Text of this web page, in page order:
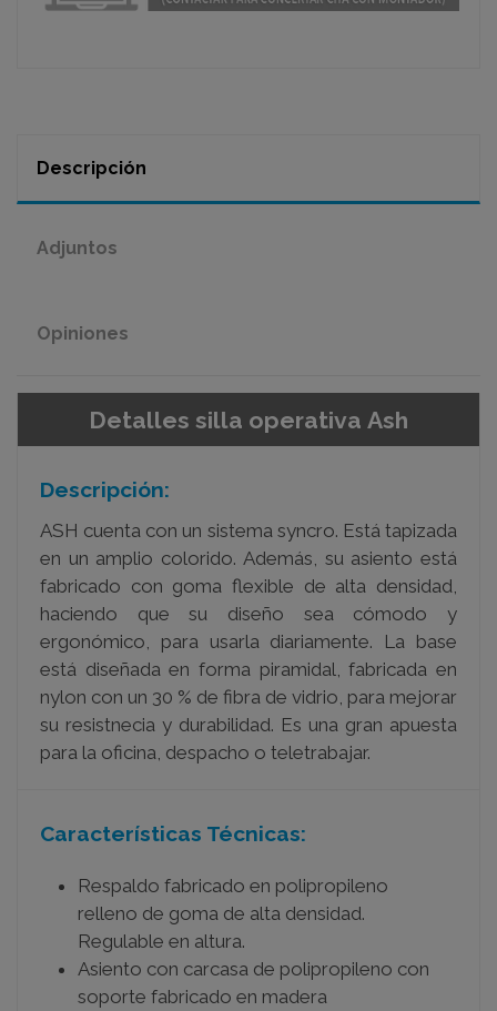
Descripción
Adjuntos
Opiniones
Detalles silla operativa Ash
Descripción:
ASH cuenta con un sistema syncro. Está tapizada
en un amplio colorido. Además, su asiento está
fabricado con goma flexible de alta densidad,
haciendo que su diseño sea cómodo y
ergonómico, para usarla diariamente. La base
está diseñada en forma piramidal, fabricada en
nylon con un 30 % de fibra de vidrio, para mejorar
su resistnecia y durabilidad. Es una gran apuesta
para la oficina, despacho o teletrabajar.
Características Técnicas:
Respaldo fabricado en polipropileno
relleno de goma de alta densidad.
Regulable en altura.
Asiento con carcasa de polipropileno con
soporte fabricado en madera